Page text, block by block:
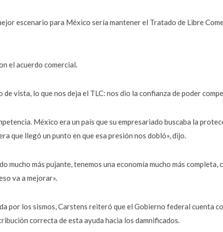
escenario para México sería mantener el Tratado de Libre
el acuerdo comercial.
de vista, lo que nos deja el TLC: nos dio la confianza de poder
México era un país que su empresariado buscaba la
que llegó un punto en que esa presión nos dobló», dijo.
mucho más pujante, tenemos una economía mucho más
va a mejorar».
por los sismos, Carstens reiteró que el Gobierno federal cuenta
correcta de esta ayuda hacia los damnificados.